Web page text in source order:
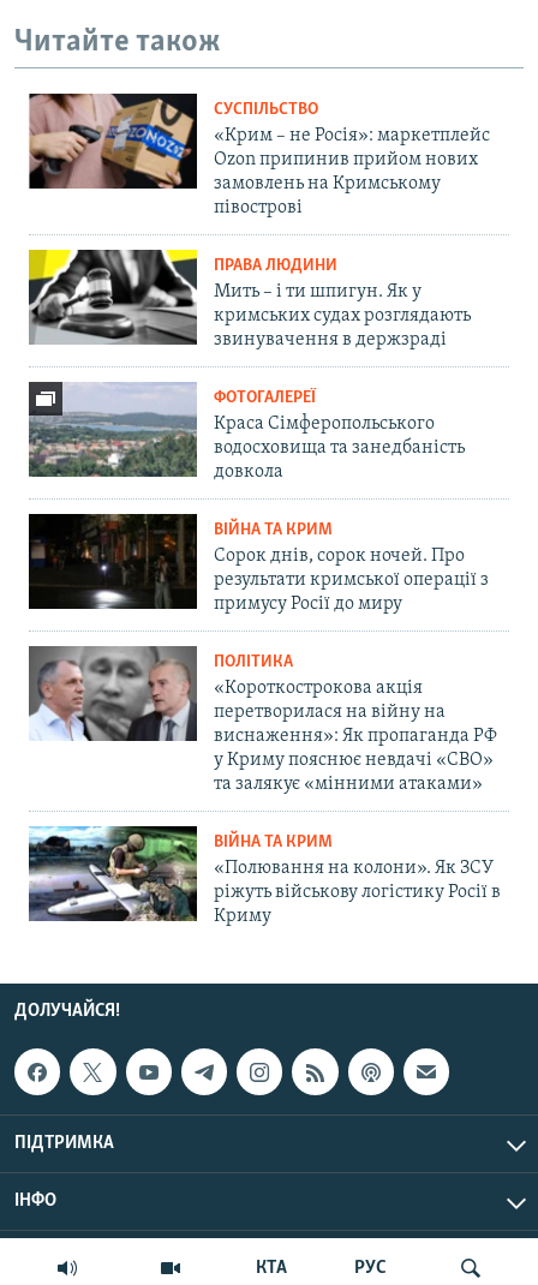
КТА РУС
Читайте також
СУСПІЛЬСТВО
«Крим – не Росія»: маркетплейс
Ozon припинив прийом нових
замовлень на Кримському
півострові
ПРАВА ЛЮДИНИ
Мить – і ти шпигун. Як у
кримських судах розглядають
звинувачення в держзраді
ФОТОГАЛЕРЕЇ
Краса Сімферопольського
водосховища та занедбаність
довкола
ВІЙНА ТА КРИМ
Сорок днів, сорок ночей. Про
результати кримської операції з
примусу Росії до миру
ПОЛІТИКА
«Короткострокова акція
перетворилася на війну на
виснаження»: Як пропаганда РФ
у Криму пояснює невдачі «СВО»
та залякує «мінними атаками»
ВІЙНА ТА КРИМ
«Полювання на колони». Як ЗСУ
ріжуть військову логістику Росії в
Криму
ДОЛУЧАЙСЯ!
ПІДТРИМКА
ІНФО
© Крим.Реалії, 2026 | Усі права застережено.